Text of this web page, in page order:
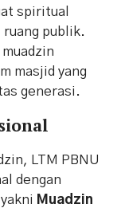
spiritual
publik.
masjid yang
generasi.
LTM PBNU
dengan
Muadzin